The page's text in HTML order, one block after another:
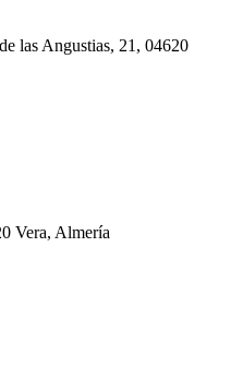
las Angustias, 21, 04620
Vera, Almería